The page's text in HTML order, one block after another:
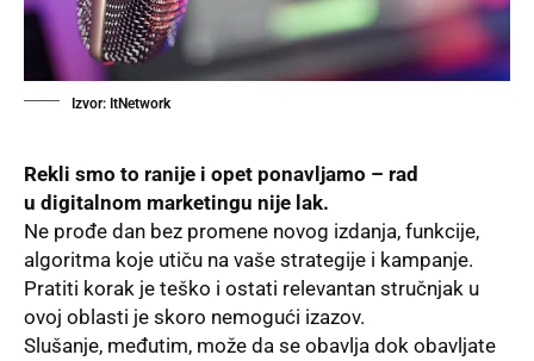
Izvor: ItNetwork
Rekli smo to ranije i opet ponavlјamo – rad
u digitalnom marketingu nije lak.
Ne prođe dan bez promene novog izdanja, funkcije,
algoritma koje utiču na vaše strategije i kampanje.
Pratiti korak je teško i ostati relevantan stručnjak u
ovoj oblasti je skoro nemogući izazov.
Slušanje, međutim, može da se obavlјa dok obavlјate